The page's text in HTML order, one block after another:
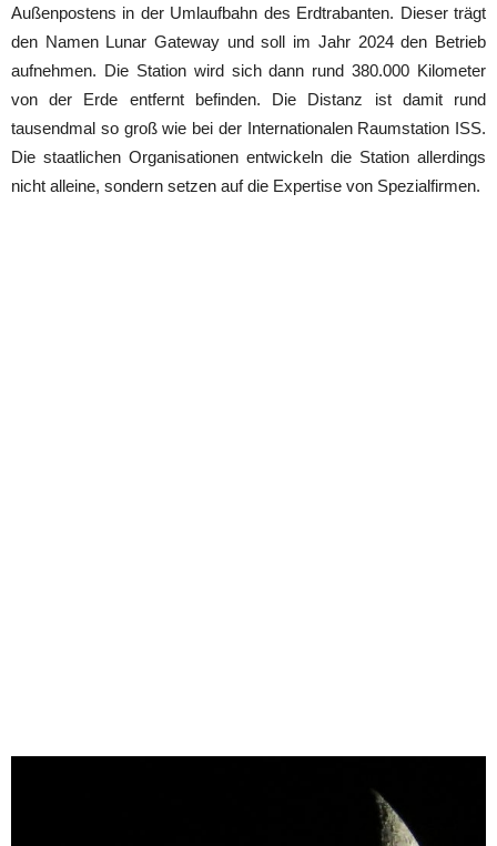
Außenpostens in der Umlaufbahn des Erdtrabanten. Dieser trägt
den Namen Lunar Gateway und soll im Jahr 2024 den Betrieb
aufnehmen. Die Station wird sich dann rund 380.000 Kilometer
von der Erde entfernt befinden. Die Distanz ist damit rund
tausendmal so groß wie bei der Internationalen Raumstation ISS.
Die staatlichen Organisationen entwickeln die Station allerdings
nicht alleine, sondern setzen auf die Expertise von Spezialfirmen.